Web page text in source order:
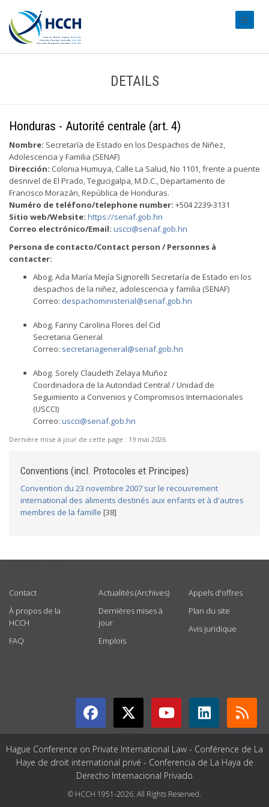
DETAILS
Honduras - Autorité centrale (art. 4)
Nombre: Secretaría de Estado en los Despachos de Niñez,
Adolescencia y Familia (SENAF)
Dirección: Colonia Humuya, Calle La Salud, No 1101, frente a puente
desnivel de El Prado, Tegucigalpa, M.D.C., Departamento de
Francisco Morazán, República de Honduras.
Numéro de teléfono/telephone number: +504 2239-3131
Sitio web/Website: https://senaf.gob.hn
Correo electrónico/Email: uscci@senaf.gob.hn
Persona de contacto/Contact person / Personnes à
contacter:
Abog. Ada María Mejía Signorelli Secretaría de Estado en los
despachos de la niñez, adolescencia y familia (SENAF)
Correo: despachoministerial@senaf.gob.hn
Abog. Fanny Carolina Flores del Cid
Secretaria General
Correo: secretariageneral@senaf.gob.hn
Abog. Sorely Claudeth Zelaya Muñoz
Coordinadora de la Autoridad Central / Unidad de
Seguimiento a Convenios y Compromisos Internacionales
(USCCI)
Correo: uscci@senaf.gob.hn
Dernière mise à jour de cette page : 19 mai 2026
Conventions (incl. Protocoles et Principes)
Convention du 23 novembre 2007 sur le recouvrement
international des aliments destinés aux enfants et à d'autres
membres de la famille [38]
Contact
À propos de la
HCCH
FAQ
Actualités (Archives)
Dernières mises à
jour
Emplois
Appels d'offres
Plan du site
Avis juridique
Hague Conference on Private International Law - Conférence de La
Haye de droit international privé - Conferencia de La Haya de
Derecho Internacional Privado
© HCCH 1951-2026. All Rights Reserved.